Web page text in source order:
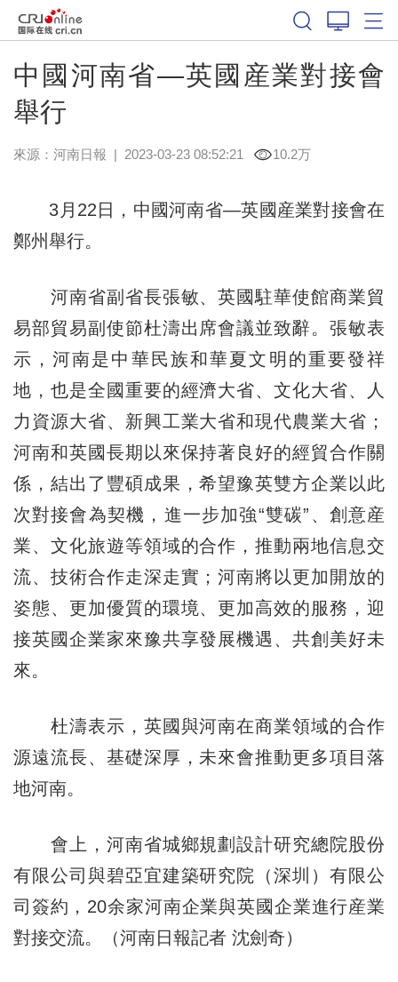
中國河南省—英國産業對接會
舉行
來源： 河南日報 | 2023-03-23 08:52:21 10.2万
3月22日，中國河南省—英國産業對接會在
鄭州舉行。
河南省副省長張敏、英國駐華使館商業貿
易部貿易副使節杜濤出席會議並致辭。張敏表
示，河南是中華民族和華夏文明的重要發祥
地，也是全國重要的經濟大省、文化大省、人
力資源大省、新興工業大省和現代農業大省；
河南和英國長期以來保持著良好的經貿合作關
係，結出了豐碩成果，希望豫英雙方企業以此
次對接會為契機，進一步加強“雙碳”、創意産
業、文化旅遊等領域的合作，推動兩地信息交
流、技術合作走深走實；河南將以更加開放的
姿態、更加優質的環境、更加高效的服務，迎
接英國企業家來豫共享發展機遇、共創美好未
來。
杜濤表示，英國與河南在商業領域的合作
源遠流長、基礎深厚，未來會推動更多項目落
地河南。
會上，河南省城鄉規劃設計研究總院股份
有限公司與碧亞宜建築研究院（深圳）有限公
司簽約，20余家河南企業與英國企業進行産業
對接交流。（河南日報記者 沈劍奇）